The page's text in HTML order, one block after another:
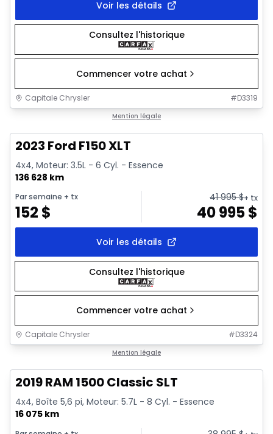
Voir les détails
Consultez l'historique
Commencer votre achat
Capitale Chrysler #D3319
Mention légale
2023 Ford F150 XLT
4x4, Moteur: 3.5L - 6 Cyl. - Essence
136 628 km
Par semaine + tx
152 $
41 995$+ tx
40 995$
Voir les détails
Consultez l'historique
Commencer votre achat
Capitale Chrysler #D3324
Mention légale
2019 RAM 1500 Classic SLT
4x4, Boîte 5,6 pi, Moteur: 5.7L - 8 Cyl. - Essence
16 075 km